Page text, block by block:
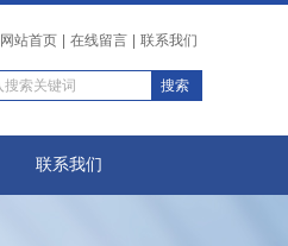
网站首页 在线留言 联系我们
联系我们